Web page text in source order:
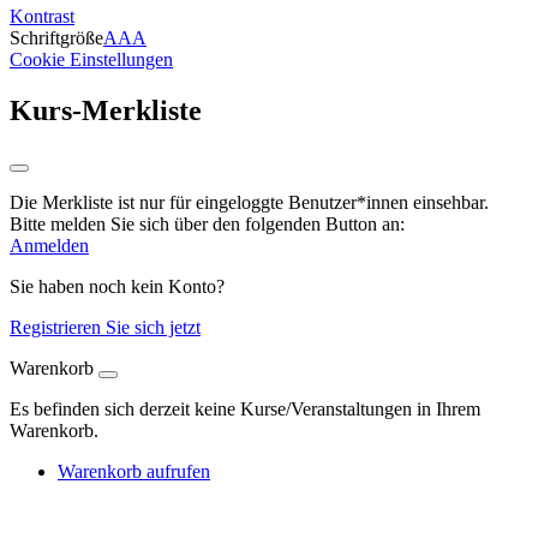
Kontrast
SchriftgrößeAAA
Cookie Einstellungen
Kurs-Merkliste
Die Merkliste ist nur für eingeloggte Benutzer*innen einsehbar.
Bitte melden Sie sich über den folgenden Button an:
Anmelden
Sie haben noch kein Konto?
Registrieren Sie sich jetzt
Warenkorb
Es befinden sich derzeit keine Kurse/Veranstaltungen in Ihrem
Warenkorb.
Warenkorb aufrufen